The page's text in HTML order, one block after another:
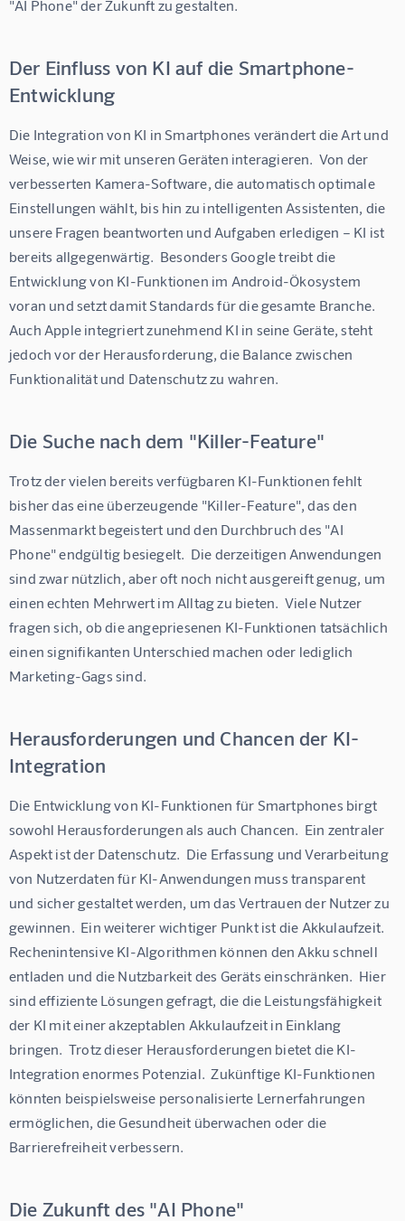
"AI Phone" der Zukunft zu gestalten.
Der Einfluss von KI auf die Smartphone-
Entwicklung
Die Integration von KI in Smartphones verändert die Art und
Weise, wie wir mit unseren Geräten interagieren.  Von der
verbesserten Kamera-Software, die automatisch optimale
Einstellungen wählt, bis hin zu intelligenten Assistenten, die
unsere Fragen beantworten und Aufgaben erledigen – KI ist
bereits allgegenwärtig.  Besonders Google treibt die
Entwicklung von KI-Funktionen im Android-Ökosystem
voran und setzt damit Standards für die gesamte Branche.
Auch Apple integriert zunehmend KI in seine Geräte, steht
jedoch vor der Herausforderung, die Balance zwischen
Funktionalität und Datenschutz zu wahren.
Die Suche nach dem "Killer-Feature"
Trotz der vielen bereits verfügbaren KI-Funktionen fehlt
bisher das eine überzeugende "Killer-Feature", das den
Massenmarkt begeistert und den Durchbruch des "AI
Phone" endgültig besiegelt.  Die derzeitigen Anwendungen
sind zwar nützlich, aber oft noch nicht ausgereift genug, um
einen echten Mehrwert im Alltag zu bieten.  Viele Nutzer
fragen sich, ob die angepriesenen KI-Funktionen tatsächlich
einen signifikanten Unterschied machen oder lediglich
Marketing-Gags sind.
Herausforderungen und Chancen der KI-
Integration
Die Entwicklung von KI-Funktionen für Smartphones birgt
sowohl Herausforderungen als auch Chancen.  Ein zentraler
Aspekt ist der Datenschutz.  Die Erfassung und Verarbeitung
von Nutzerdaten für KI-Anwendungen muss transparent
und sicher gestaltet werden, um das Vertrauen der Nutzer zu
gewinnen.  Ein weiterer wichtiger Punkt ist die Akkulaufzeit.
Rechenintensive KI-Algorithmen können den Akku schnell
entladen und die Nutzbarkeit des Geräts einschränken.  Hier
sind effiziente Lösungen gefragt, die die Leistungsfähigkeit
der KI mit einer akzeptablen Akkulaufzeit in Einklang
bringen.  Trotz dieser Herausforderungen bietet die KI-
Integration enormes Potenzial.  Zukünftige KI-Funktionen
könnten beispielsweise personalisierte Lernerfahrungen
ermöglichen, die Gesundheit überwachen oder die
Barrierefreiheit verbessern.
Die Zukunft des "AI Phone"